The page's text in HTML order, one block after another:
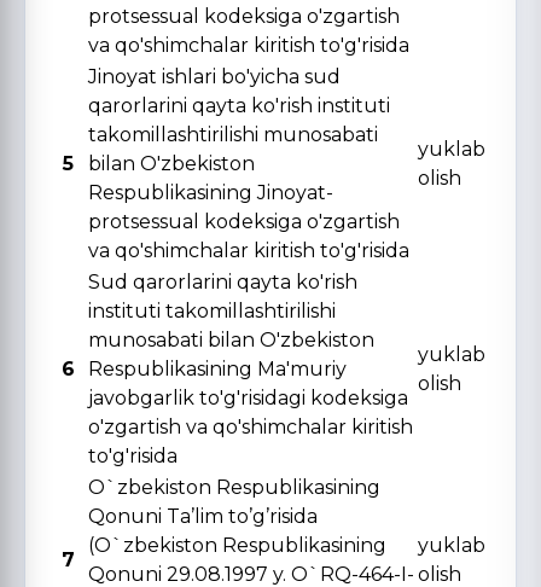
protsessual kodeksiga o'zgartish
va qo'shimchalar kiritish to'g'risida
5
Jinoyat ishlari bo'yicha sud
qarorlarini qayta ko'rish instituti
takomillashtirilishi munosabati
bilan O'zbekiston
Respublikasining Jinoyat-
protsessual kodeksiga o'zgartish
va qo'shimchalar kiritish to'g'risida
yuklab
olish
6
Sud qarorlarini qayta ko'rish
instituti takomillashtirilishi
munosabati bilan O'zbekiston
Respublikasining Ma'muriy
javobgarlik to'g'risidagi kodeksiga
o'zgartish va qo'shimchalar kiritish
to'g'risida
yuklab
olish
7
O`zbekiston Respublikasining
Qonuni Ta’lim to’g’risida
(O`zbekiston Respublikasining
Qonuni 29.08.1997 y. O`RQ-464-I-
yuklab
olish